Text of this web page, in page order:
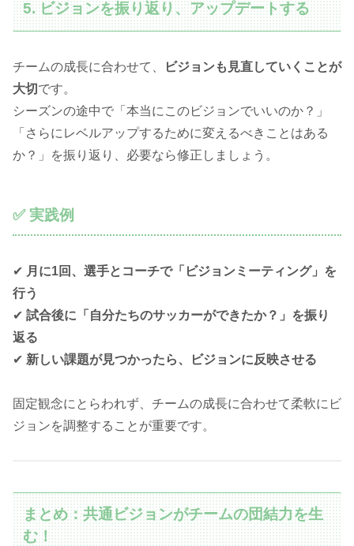
5. ビジョンを振り返り、アップデートする
チームの成長に合わせて、
ビジョンも見直していくことが
大切 です。
シーズンの途中で「本当にこのビジョンでいいのか？」
「さらにレベルアップするために変えるべきことはある
か？」を振り返り、必要なら修正しましょう。
✅ 実践例
✔ 月に1回、選手とコーチで「ビジョンミーティング」を
行う
✔ 試合後に「自分たちのサッカーができたか？」を振り
返る
✔ 新しい課題が見つかったら、ビジョンに反映させる
固定観念にとらわれず、チームの成長に合わせて柔軟にビ
ジョンを調整することが重要です。
まとめ：共通ビジョンがチームの団結力を生
む！